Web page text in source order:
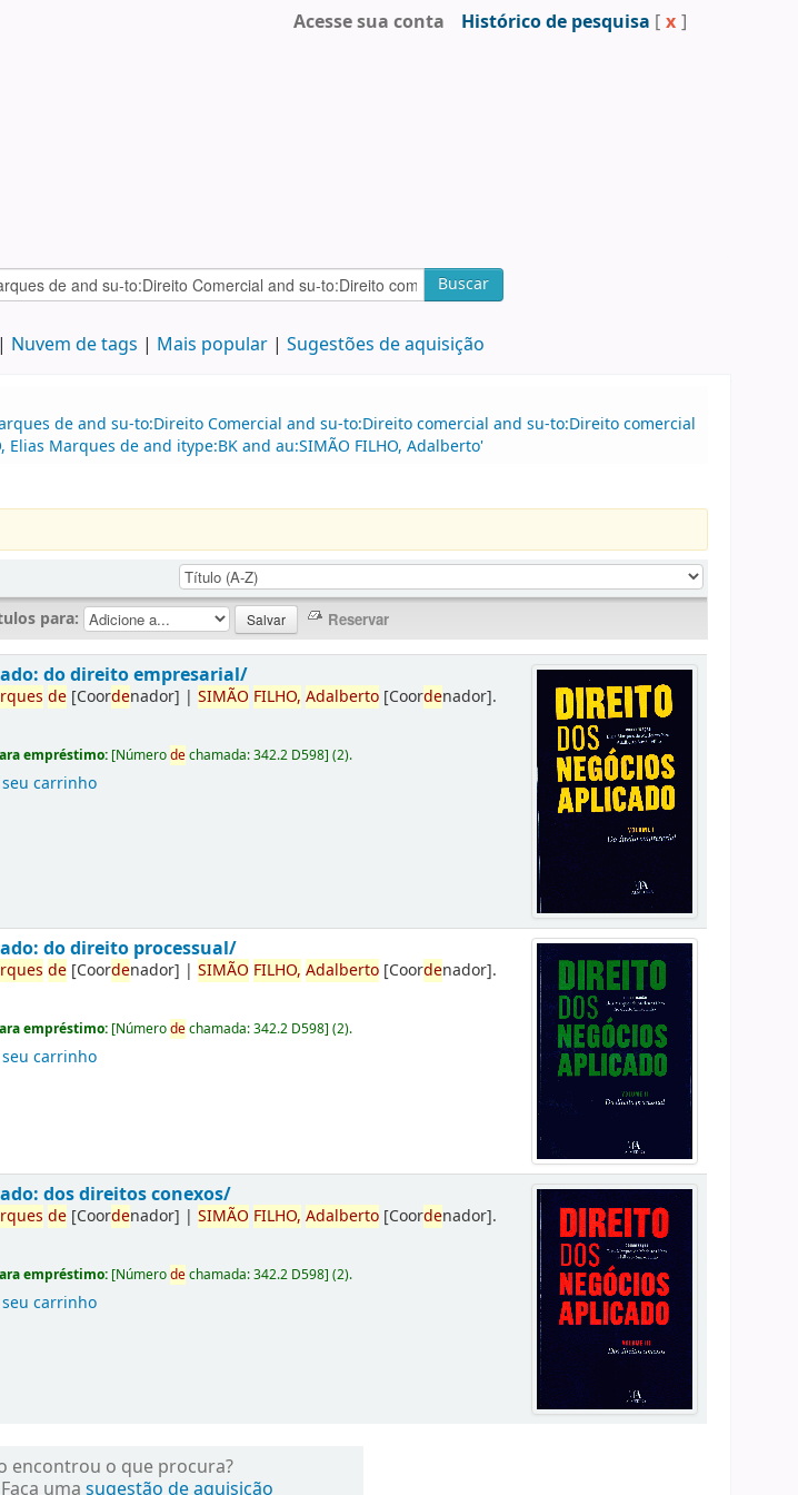
Acesse sua conta Histórico de pesquisa [ x ]
Buscar
Nuvem de tags Mais popular Sugestões de aquisição
de and su-to:Direito Comercial and su-to:Direito comercial and su-to:Direito comercial
Marques de and itype:BK and au:SIMÃO FILHO, Adalberto'
para:
do direito empresarial/
de [Coordenador] |SIMÃO FILHO, Adalberto [Coordenador].
empréstimo: [Númerodechamada:342.2 D598](2).
carrinho
do direito processual/
de [Coordenador] |SIMÃO FILHO, Adalberto [Coordenador].
empréstimo: [Númerodechamada:342.2 D598](2).
carrinho
dos direitos conexos/
de [Coordenador] |SIMÃO FILHO, Adalberto [Coordenador].
empréstimo: [Númerodechamada:342.2 D598](2).
carrinho
encontrou o que procura?